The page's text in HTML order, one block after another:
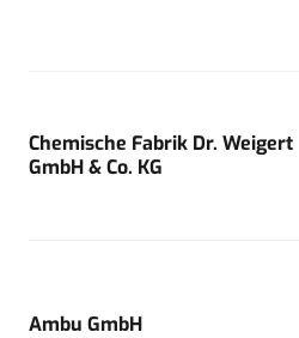
Chemische Fabrik Dr. Weigert
GmbH & Co. KG
Ambu GmbH